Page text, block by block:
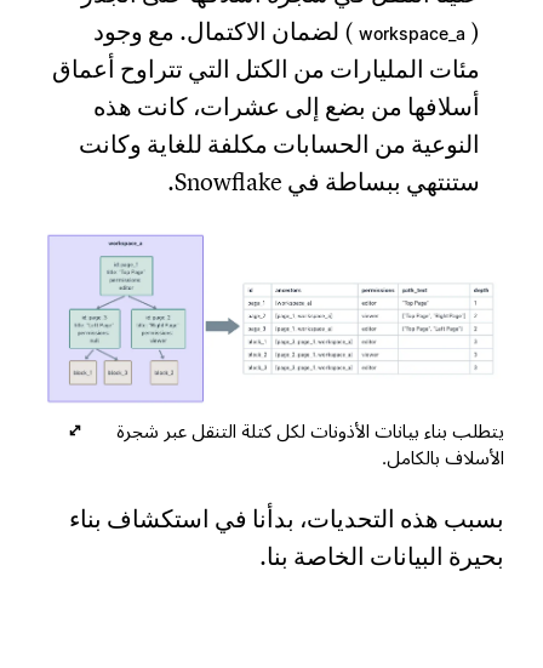
workspace_a ) لضمان الاكتمال. مع وجود
مئات المليارات من الكتل التي تتراوح أعماق
أسلافها من بضع إلى عشرات، كانت هذه
النوعية من الحسابات مكلفة للغاية وكانت
ستنتهي ببساطة في Snowflake.
يتطلب بناء بيانات الأذونات لكل كتلة التنقل عبر شجرة
الأسلاف بالكامل.
بسبب هذه التحديات، بدأنا في استكشاف بناء
بحيرة البيانات الخاصة بنا.